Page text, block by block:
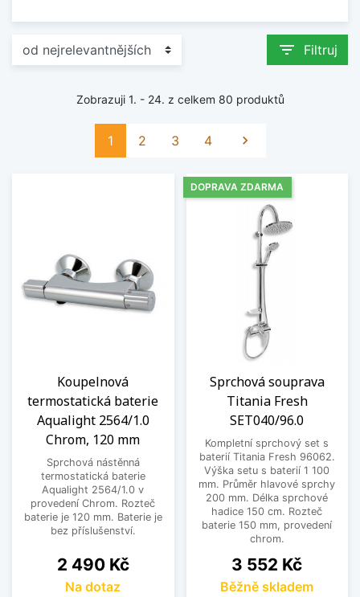
filter_list Filtruj
Zobrazuji 1. - 24. z celkem 80 produktů
1 2 3 4 Další

Koupelnová
termostatická baterie
Aqualight 2564/1.0
Chrom, 120 mm
Sprchová nástěnná
termostatická baterie
Aqualight 2564/1.0 v
provedení Chrom. Rozteč
baterie je 120 mm. Baterie je
bez příslušenství.
Cena
2 490 Kč
Na dotaz
Sprchová souprava
Titania Fresh
SET040/96.0
Kompletní sprchový set s
baterií Titania Fresh 96062.
Výška setu s baterií 1 100
mm. Průměr hlavové sprchy
200 mm. Délka sprchové
hadice 150 cm. Rozteč
baterie 150 mm, provedení
chrom.
Cena
3 552 Kč
Běžně skladem
DOPRAVA ZDARMA